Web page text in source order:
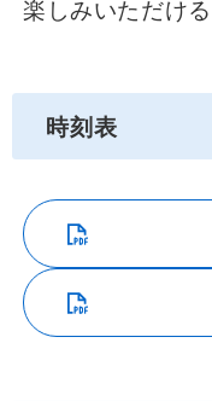
楽しみいただけ
時刻表